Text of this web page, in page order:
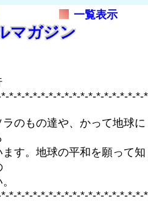
一覧表示
マガジン
*-*-*-*-*-*-*-*-*-*-*-*-*-*-*-*-*-
のもの達や、かって地球に
す。地球の平和を願って知
*-*-*-*-*-*-*-*-*-*-*-*-*-*-*-*-*-